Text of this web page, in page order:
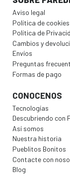
Aviso legal
Política de cookies
Política de
Cambios y
Envíos
Preguntas
Formas de pago
CONOCENOS
Tecnologías
Descubriendo con
Así somos
Nuestra historia
Pueblitos Bonitos
Contacte con
Blog